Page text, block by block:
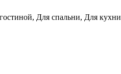
Для спальни, Для кухни